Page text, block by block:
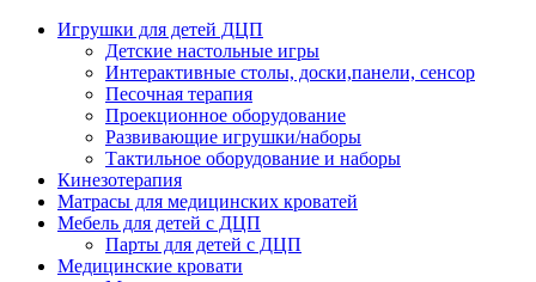
Игрушки для детей ДЦП
Детские настольные игры
Интерактивные столы, доски,панели, сенсор
Песочная терапия
Проекционное оборудование
Развивающие игрушки/наборы
Тактильное оборудование и наборы
Кинезотерапия
Матрасы для медицинских кроватей
Мебель для детей с ДЦП
Парты для детей с ДЦП
Медицинские кровати